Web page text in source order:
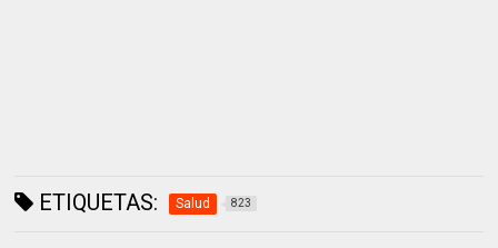
ETIQUETAS: Salud 823